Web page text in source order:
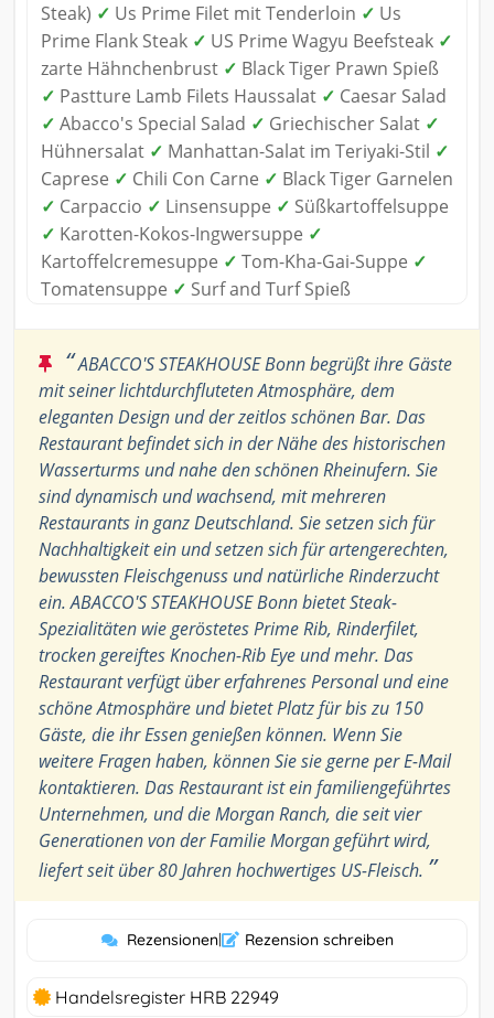
Steak) ✓ Us Prime Filet mit Tenderloin ✓ Us
Prime Flank Steak ✓ US Prime Wagyu Beefsteak ✓
zarte Hähnchenbrust ✓ Black Tiger Prawn Spieß
✓ Pastture Lamb Filets Haussalat ✓ Caesar Salad
✓ Abacco's Special Salad ✓ Griechischer Salat ✓
Hühnersalat ✓ Manhattan-Salat im Teriyaki-Stil ✓
Caprese ✓ Chili Con Carne ✓ Black Tiger Garnelen
✓ Carpaccio ✓ Linsensuppe ✓ Süßkartoffelsuppe
✓ Karotten-Kokos-Ingwersuppe ✓
Kartoffelcremesuppe ✓ Tom-Kha-Gai-Suppe ✓
Tomatensuppe ✓ Surf and Turf Spieß
“ABACCO'S STEAKHOUSE Bonn begrüßt ihre Gäste
mit seiner lichtdurchfluteten Atmosphäre, dem
eleganten Design und der zeitlos schönen Bar. Das
Restaurant befindet sich in der Nähe des historischen
Wasserturms und nahe den schönen Rheinufern. Sie
sind dynamisch und wachsend, mit mehreren
Restaurants in ganz Deutschland. Sie setzen sich für
Nachhaltigkeit ein und setzen sich für artengerechten,
bewussten Fleischgenuss und natürliche Rinderzucht
ein. ABACCO'S STEAKHOUSE Bonn bietet Steak-
Spezialitäten wie geröstetes Prime Rib, Rinderfilet,
trocken gereiftes Knochen-Rib Eye und mehr. Das
Restaurant verfügt über erfahrenes Personal und eine
schöne Atmosphäre und bietet Platz für bis zu 150
Gäste, die ihr Essen genießen können. Wenn Sie
weitere Fragen haben, können Sie sie gerne per E-Mail
kontaktieren. Das Restaurant ist ein familiengeführtes
Unternehmen, und die Morgan Ranch, die seit vier
Generationen von der Familie Morgan geführt wird,
liefert seit über 80 Jahren hochwertiges US-Fleisch. ”
Rezensionen| Rezension schreiben
Handelsregister HRB 22949